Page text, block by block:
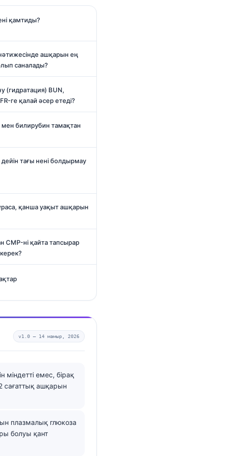
қамтиды?
ашқарын ең
саналады?
(гидратация) BUN,
ге қалай әсер етеді?
билирубин тамақтан
тағы нені болдырмау
қанша уақыт ашқарын
CMP-ні қайта тапсырар
v1.0 — 14 мамыр, 2026
міндетті емес, бірақ
сағаттық ашқарын
плазмалық глюкоза
болуы қант